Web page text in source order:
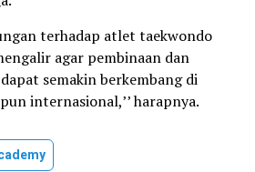
terhadap atlet taekwondo
agar pembinaan dan
semakin berkembang di
internasional,’’ harapnya.